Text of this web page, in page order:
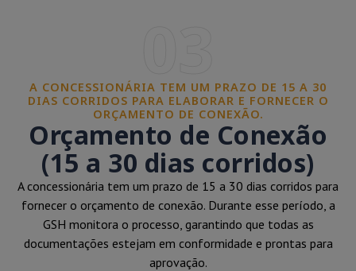
A CONCESSIONÁRIA TEM UM PRAZO DE 15 A 30
DIAS CORRIDOS PARA ELABORAR E FORNECER O
ORÇAMENTO DE CONEXÃO.
Orçamento de Conexão
(15 a 30 dias corridos)
A concessionária tem um prazo de 15 a 30 dias corridos para
fornecer o orçamento de conexão. Durante esse período, a
GSH monitora o processo, garantindo que todas as
documentações estejam em conformidade e prontas para
aprovação.